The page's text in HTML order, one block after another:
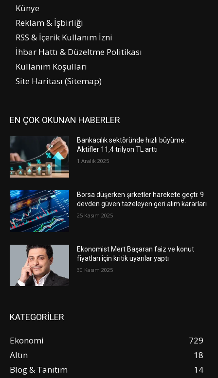
Künye
Reklam & İşbirliği
RSS & İçerik Kullanım İzni
İhbar Hattı & Düzeltme Politikası
Kullanım Koşulları
Site Haritası (Sitemap)
EN ÇOK OKUNAN HABERLER
Bankacılık sektöründe hızlı büyüme:
Aktifler 11,4 trilyon TL arttı
1 Aralık 2025
Borsa düşerken şirketler harekete geçti: 9
devden güven tazeleyen geri alım kararları
25 Kasım 2025
Ekonomist Mert Başaran faiz ve konut
fiyatları için kritik uyarılar yaptı
30 Kasım 2025
KATEGORİLER
Ekonomi
729
Altın
18
Blog & Tanıtım
14